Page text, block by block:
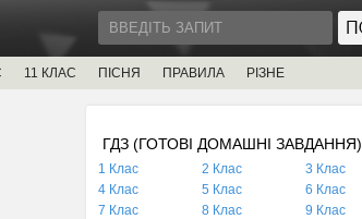
11 КЛАС ПІСНЯ ПРАВИЛА РІЗНЕ
ГДЗ (ГОТОВІ ДОМАШНІ ЗАВДАННЯ)
1 Клас 2 Клас
3 Клас
4 Клас
5 Клас
6 Клас
7 Клас
8 Клас 9 Клас